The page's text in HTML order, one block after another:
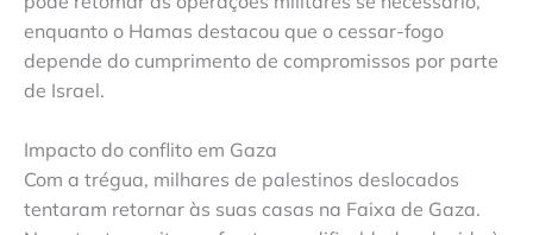
enquanto o Hamas destacou que o cessar-fogo
depende do cumprimento de compromissos por parte
de Israel.
Impacto do conflito em Gaza
Com a trégua, milhares de palestinos deslocados
tentaram retornar às suas casas na Faixa de Gaza.